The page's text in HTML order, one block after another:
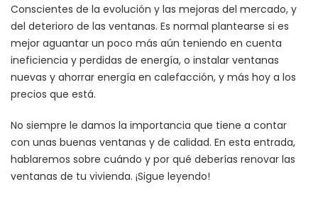
Conscientes de la evolución y las mejoras del mercado, y
del deterioro de las ventanas. Es normal plantearse si es
mejor aguantar un poco más aún teniendo en cuenta
ineficiencia y perdidas de energía, o instalar ventanas
nuevas y ahorrar energía en calefacción, y más hoy a los
precios que está.
No siempre le damos la importancia que tiene a contar
con unas buenas ventanas y de calidad. En esta entrada,
hablaremos sobre cuándo y por qué deberías renovar las
ventanas de tu vivienda. ¡Sigue leyendo!